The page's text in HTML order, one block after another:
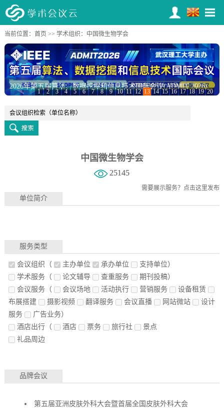
当前位置： 首页 >> 学术组织 ：中国微生物学会
2026年第五届算法、数据挖掘和信息技术国际会议(ADMIT 2026)
2026年人工智能与机器人系统国际会议(ICAIRS 2026)
1 2 3 4 5 6 7 8 9 10 11 12 13 14 15 16 17 18 19 20
中国微生物学会
25145
需要展示服务？ 点击这里发布
单位简介
服务类型
会议组织 （ 主办单位 承办单位
支持单位）
学术服务（ 论文辅导 查重服务
期刊投稿）
会议服务（ 会议场地 活动执行 营销服务
设备租赁
布展搭建
摄影视频 翻译服务 会议直播 网站微站
设计
服务
广告业务）
酒店出行（ 酒店 票务 旅行社
景点
礼品周边
品牌会议
第五届亚洲皮肤外科大会暨首届全国皮肤外科大会